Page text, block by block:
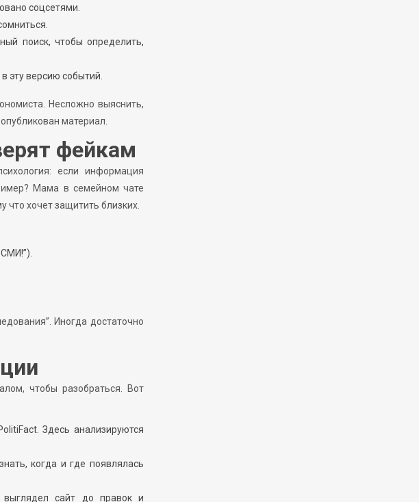
соцсетями.
поиск, чтобы определить,
эту версию событий.
Несложно выяснить,
материал.
фейкам
если информация
Мама в семейном чате
что хочет защитить близких.
Иногда достаточно
чтобы разобраться. Вот
Здесь анализируются
когда и где появлялась
выглядел сайт до правок и